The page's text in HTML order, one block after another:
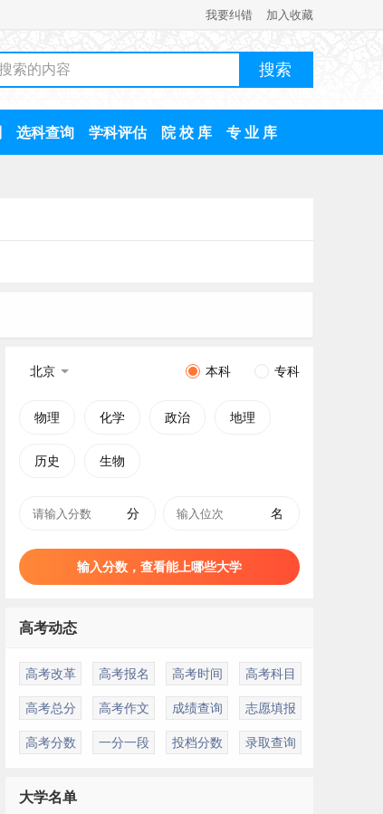
我要纠错 加入收藏
选科查询 学科评估 院 校 库 专 业 库
北京 本科 专科
物理 化学 政治 地理
历史 生物
分 名
输入分数，查看能上哪些大学
高考动态
高考改革 高考报名 高考时间 高考科目
高考总分 高考作文 成绩查询 志愿填报
高考分数 一分一段 投档分数 录取查询
大学名单